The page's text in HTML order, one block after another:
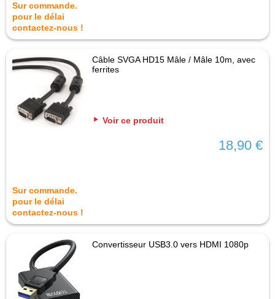
Sur commande.
pour le délai
contactez-nous !
Câble SVGA HD15 Mâle / Mâle 10m, avec
ferrites
Voir ce produit
18,90 €
Sur commande.
pour le délai
contactez-nous !
Convertisseur USB3.0 vers HDMI 1080p